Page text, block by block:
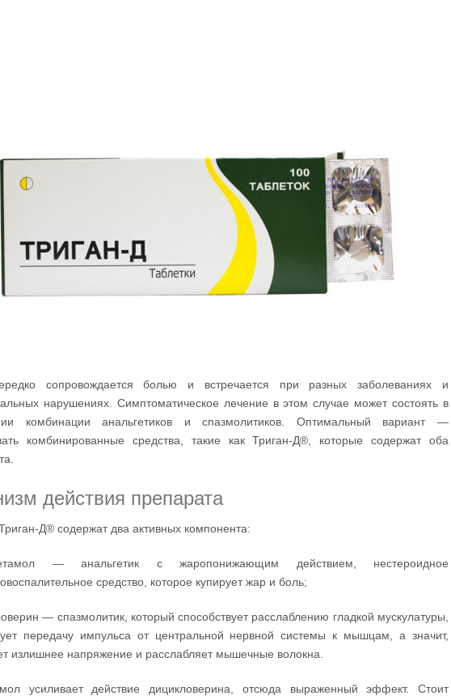
сопровождается болью и встречается при разных заболеваниях и
нарушениях. Симптоматическое лечение в этом случае может состоять в
комбинации анальгетиков и спазмолитиков. Оптимальный вариант —
комбинированные средства, такие как Триган-Д®, которые содержат оба
действия препарата
Д® содержат два активных компонента:
— анальгетик с жаропонижающим действием, нестероидное
средство, которое купирует жар и боль;
— спазмолитик, который способствует расслаблению гладкой мускулатуры,
передачу импульса от центральной нервной системы к мышцам, а значит,
излишнее напряжение и расслабляет мышечные волокна.
усиливает действие дицикловерина, отсюда выраженный эффект. Стоит